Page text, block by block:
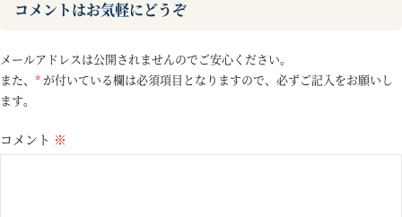
コメントはお気軽にどうぞ
メールアドレスは公開されませんのでご安心ください。
また、 * が付いている欄は必須項目となりますので、必ずご記入をお願いし
ます。
コメント ※